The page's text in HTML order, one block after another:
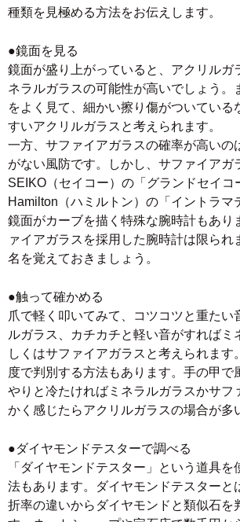
種類を見極める方法をお伝えします。
●鏡面を見る
鏡面が盛り上がっていると、アクリルガ
ネラルガラスの可能性が高いでしょう。
をよく見て、細かい擦り傷がついている
すいアクリルガラスと考えられます。
一方、サファイアガラスの確率が高いの
がない風防です。しかし、サファイアガ
SEIKO（セイコー）の「グランドセイコ
Hamilton（ハミルトン）の「イントラマ
鏡面がカーブを描く特殊な腕時計もあり
ァイアガラスを採用した腕時計は限られ
名を覚えておきましょう。
●触って確かめる
爪で軽く叩いてみて、コツコツと重たい
ルガラス、カチカチと軽い音がすればミ
しくはサファイアガラスと考えられます
度で判別する方法もあります。手の甲で
やりと冷たければミネラルガラスかサフ
かく感じたらアクリルガラスの場合が多
●ダイヤモンドテスターで調べる
「ダイヤモンドテスター」という道具
法もあります。ダイヤモンドテスターと
折率の違いからダイヤモンドと類似石を